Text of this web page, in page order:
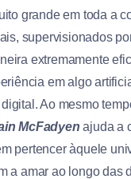
grande em toda a
supervisionados
extremamente
em algo
Ao mesmo
McFadyen ajuda a
pertencer àquele
a amar ao longo das